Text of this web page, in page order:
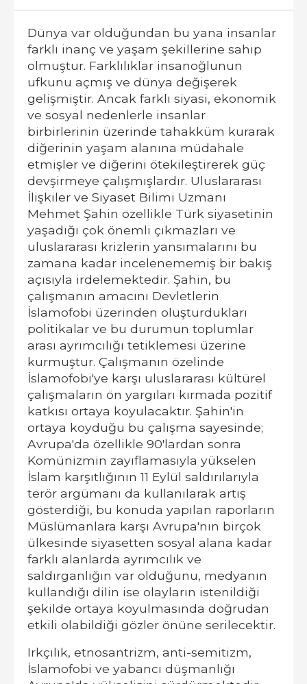
Dünya var olduğundan bu yana insanlar
farklı inanç ve yaşam şekillerine sahip
olmuştur. Farklılıklar insanoğlunun
ufkunu açmış ve dünya değişerek
gelişmiştir. Ancak farklı siyasi, ekonomik
ve sosyal nedenlerle insanlar
birbirlerinin üzerinde tahakküm kurarak
diğerinin yaşam alanına müdahale
etmişler ve diğerini ötekileştirerek güç
devşirmeye çalışmışlardır. Uluslararası
İlişkiler ve Siyaset Bilimi Uzmanı
Mehmet Şahin özellikle Türk siyasetinin
yaşadığı çok önemli çıkmazları ve
uluslararası krizlerin yansımalarını bu
zamana kadar incelenememiş bir bakış
açısıyla irdelemektedir. Şahin, bu
çalışmanın amacını Devletlerin
İslamofobi üzerinden oluşturdukları
politikalar ve bu durumun toplumlar
arası ayrımcılığı tetiklemesi üzerine
kurmuştur. Çalışmanın özelinde
İslamofobi'ye karşı uluslararası kültürel
çalışmaların ön yargıları kırmada pozitif
katkısı ortaya koyulacaktır. Şahin'in
ortaya koyduğu bu çalışma sayesinde;
Avrupa'da özellikle 90'lardan sonra
Komünizmin zayıflamasıyla yükselen
İslam karşıtlığının 11 Eylül saldırılarıyla
terör argümanı da kullanılarak artış
gösterdiği, bu konuda yapılan raporların
Müslümanlara karşı Avrupa'nın birçok
ülkesinde siyasetten sosyal alana kadar
farklı alanlarda ayrımcılık ve
saldırganlığın var olduğunu, medyanın
kullandığı dilin ise olayların istenildiği
şekilde ortaya koyulmasında doğrudan
etkili olabildiği gözler önüne serilecektir.
Irkçılık, etnosantrizm, anti-semitizm,
İslamofobi ve yabancı düşmanlığı